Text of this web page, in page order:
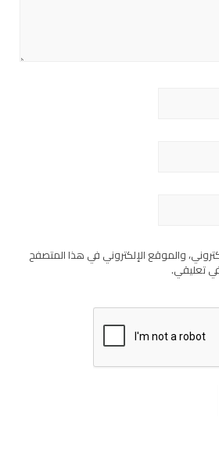
والموقع الإلكتروني في هذا المتصفح
تعليقي.